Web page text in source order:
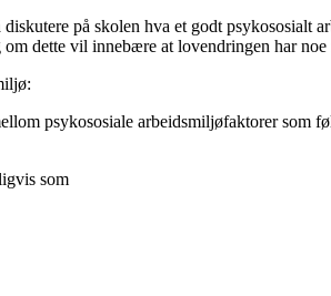
på skolen hva et godt
dette vil innebære at lovendringen har noe
psykososiale arbeidsmiljøfaktorer
som